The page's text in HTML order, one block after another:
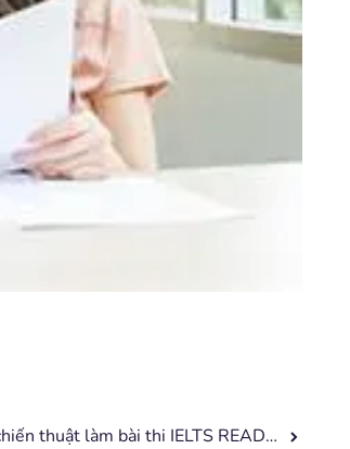
Nắm vững chiến thuật làm bài thi IELTS READING để tự tin dành điểm tuyệt đối